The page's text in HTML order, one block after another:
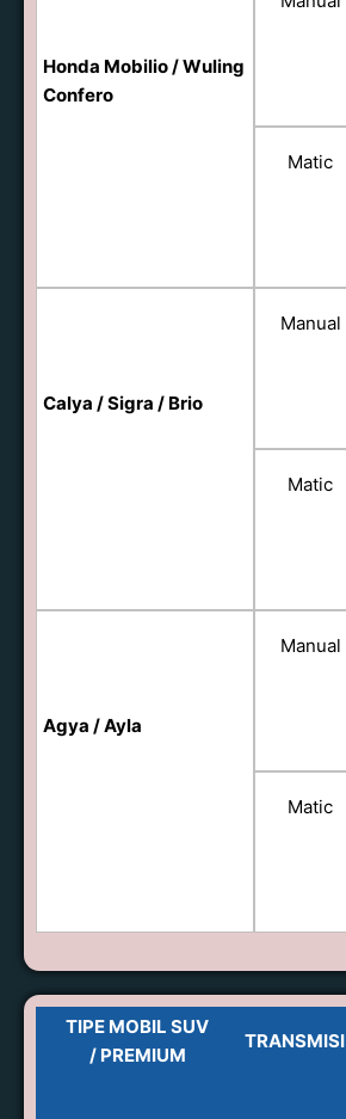
Honda Mobilio / Wuling
Confero
Matic
Calya / Sigra / Brio
Manual
Matic
Agya / Ayla
Manual
Matic
TIPE MOBIL SUV
/ PREMIUM
TRANSMISI